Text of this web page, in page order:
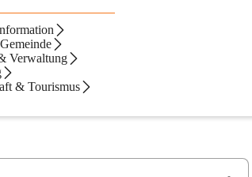
Verwaltung
& Tourismus